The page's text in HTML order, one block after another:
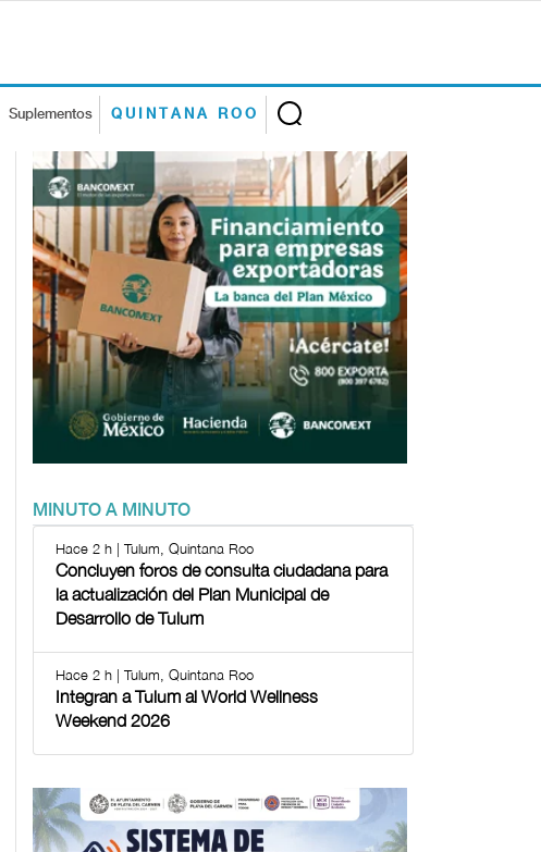
Suplementos QUINTANA ROO
MINUTO A MINUTO
Hace 2 h | Tulum, Quintana Roo
Concluyen foros de consulta ciudadana para
la actualización del Plan Municipal de
Desarrollo de Tulum
Hace 2 h | Tulum, Quintana Roo
Integran a Tulum al World Wellness
Weekend 2026